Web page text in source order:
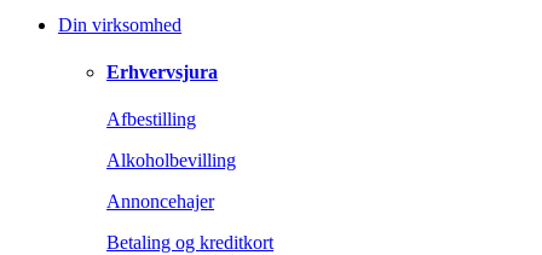
Din virksomhed
Erhvervsjura
Afbestilling
Alkoholbevilling
Annoncehajer
Betaling og kreditkort